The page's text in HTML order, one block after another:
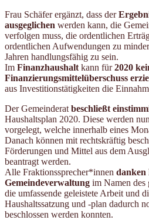
Frau Schäfer ergänzt, dass der
ausgeglichen werden kann, die
verfolgen muss, die ordentlichen
ordentlichen Aufwendungen zu
Jahren handlungsfähig zu sein.
Im Finanzhaushalt kann für2020
Finanzierungsmittelüberschuss
aus Investitionstätigkeiten die
Der Gemeinderat beschließt
Haushaltsplan 2020. Diese werden
vorgelegt, welche innerhalb eines
Danach können mit rechtskräftig
Förderungen und Mittel aus dem
beantragt werden.
Alle Fraktionssprecher*innen danken
Gemeindeverwaltung im Namen des
die umfassende geleistete Arbeit und
Haushaltssatzung und -plan dadurch
beschlossen werden konnten.